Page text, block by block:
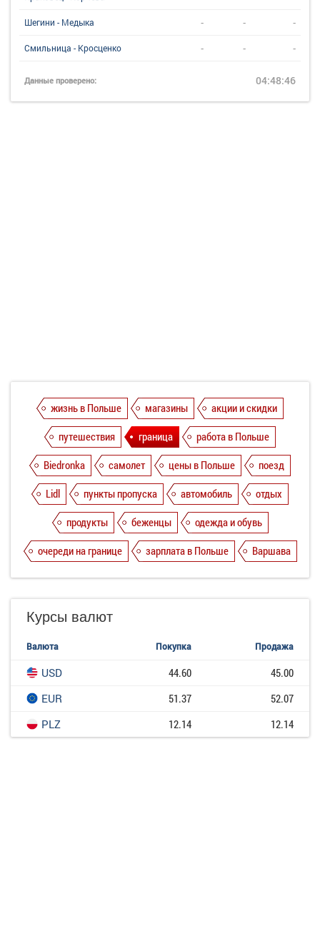
Шегини - Медыка - - -
Смильница - Кросценко - - -
Данные проверено: 04:48:46
жизнь в Польше магазины
акции и скидки
путешествия
граница
работа в Польше
Biedronka
самолет цены в Польше
поезд
Lidl
пункты пропуска автомобиль
отдых
продукты
беженцы
одежда и обувь
очереди на границе
зарплата в Польше Варшава
Курсы валют
Валюта Покупка Продажа
USD 44.60
45.00
EUR
51.37
52.07
PLZ
12.14 12.14